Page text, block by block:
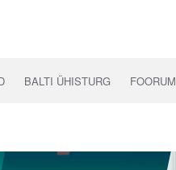
BALTI ÜHISTURG FOORUM